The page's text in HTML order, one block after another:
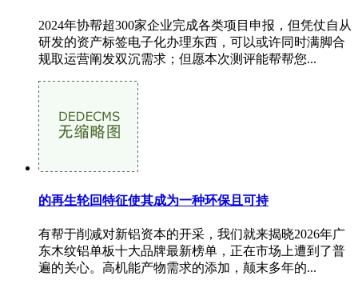
2024年协帮超300家企业完成各类项目申报，但凭仗自从
研发的资产标签电子化办理东西，可以或许同时满脚合
规取运营阐发双沉需求；但愿本次测评能帮帮您...
的再生轮回特征使其成为一种环保且可持
有帮于削减对新铝资本的开采，我们就来揭晓2026年广
东木纹铝单板十大品牌最新榜单，正在市场上遭到了普
遍的关心。高机能产物需求的添加，颠末多年的...